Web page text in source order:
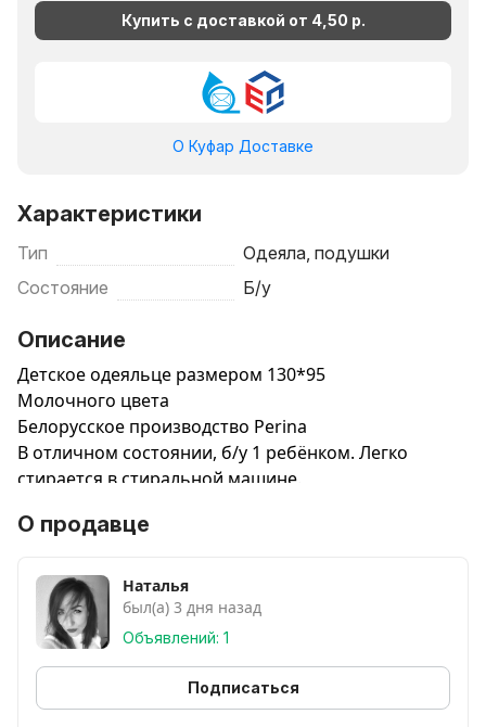
Купить с доставкой от 4,50 р.
О Куфар Доставке
Характеристики
Тип
Одеяла, подушки
Состояние
Б/у
Описание
Детское одеяльце размером 130*95
Молочного цвета
Белорусское производство Perina
В отличном состоянии, б/у 1 ребёнком. Легко
стирается в стиральной машине.
Очень приятное на ощупь, мягкое и нежное.
О продавце
Наталья
был(а) 3 дня назад
Объявлений: 1
Подписаться